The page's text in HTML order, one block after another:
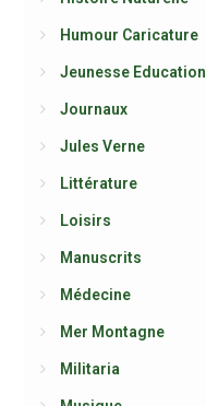
Humour Caricature
Jeunesse Education
Journaux
Jules Verne
Littérature
Loisirs
Manuscrits
Médecine
Mer Montagne
Militaria